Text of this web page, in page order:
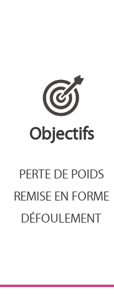
Objectifs
PERTE DE POIDS
REMISE EN FORME
DÉFOULEMENT